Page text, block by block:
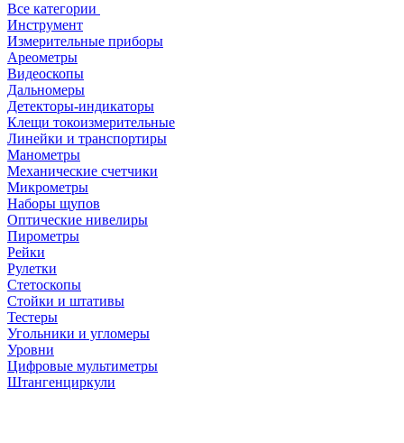
Все категории
Инструмент
Измерительные приборы
Ареометры
Видеоскопы
Дальномеры
Детекторы-индикаторы
Клещи токоизмерительные
Линейки и транспортиры
Манометры
Механические счетчики
Микрометры
Наборы щупов
Оптические нивелиры
Пирометры
Рейки
Рулетки
Стетоскопы
Стойки и штативы
Тестеры
Угольники и угломеры
Уровни
Цифровые мультиметры
Штангенциркули